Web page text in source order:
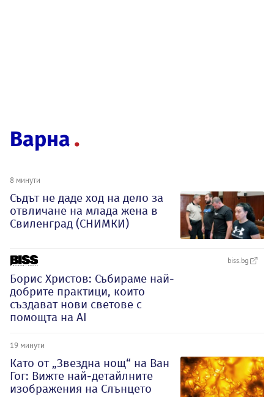
Варна
8 минути
Съдът не даде ход на дело за
отвличане на млада жена в
Свиленград (СНИМКИ)
biss.bg
Борис Христов: Събираме най-
добрите практици, които
създават нови светове с
помощта на AI
19 минути
Като от „Звездна нощ“ на Ван
Гог: Вижте най-детайлните
изображения на Слънцето